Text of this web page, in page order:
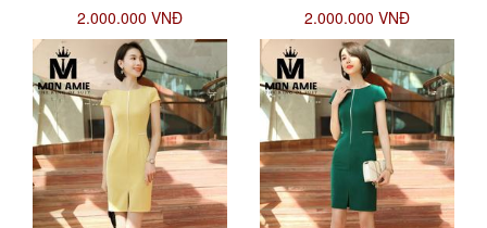
2.000.000 VNĐ 2.000.000 VNĐ